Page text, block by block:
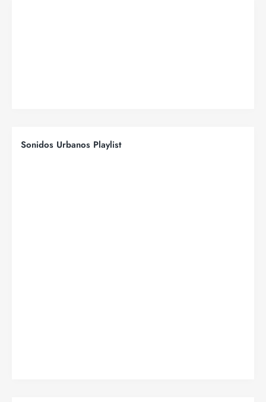
Sonidos Urbanos Playlist